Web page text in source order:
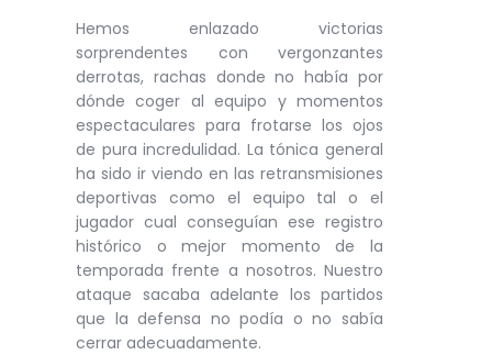
Hemos enlazado victorias
sorprendentes con vergonzantes
derrotas, rachas donde no había por
dónde coger al equipo y momentos
espectaculares para frotarse los ojos
de pura incredulidad. La tónica general
ha sido ir viendo en las retransmisiones
deportivas como el equipo tal o el
jugador cual conseguían ese registro
histórico o mejor momento de la
temporada frente a nosotros. Nuestro
ataque sacaba adelante los partidos
que la defensa no podía o no sabía
cerrar adecuadamente.